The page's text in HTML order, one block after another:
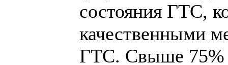
состояния ГТС,
качественными
ГТС. Свыше 75%